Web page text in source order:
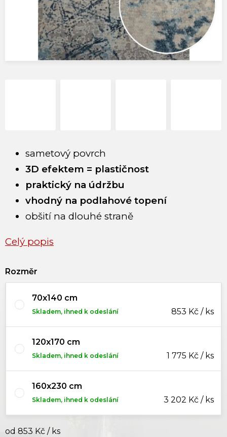
sametový povrch
3D efektem = plastičnost
praktický na údržbu
vhodný na podlahové topení
obšití na dlouhé straně
Celý popis
Rozměr
70x140 cm
Skladem, ihned k odeslání 853 Kč / ks
120x170 cm
Skladem, ihned k odeslání 1 775 Kč / ks
160x230 cm
Skladem, ihned k odeslání 3 202 Kč / ks
od 853 Kč / ks